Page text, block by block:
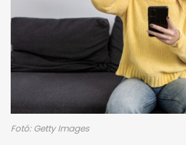
Fotó: Getty Images